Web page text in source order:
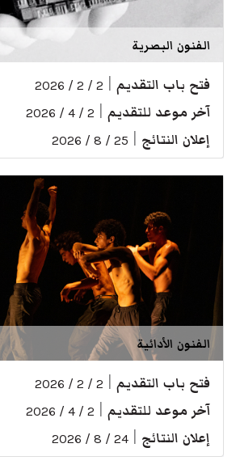
الفنون البصرية
فتح باب التقديم 2 / 2 / 2026
آخر موعد للتقديم 2 / 4 / 2026
إعلان النتائج 25 / 8 / 2026
الفنون الأدائية
فتح باب التقديم 2 / 2 / 2026
آخر موعد للتقديم 2 / 4 / 2026
إعلان النتائج 24 / 8 / 2026